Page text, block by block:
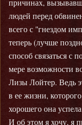
причинах,
людей перед
всего с "гнездом
теперь (лучше
способ связаться с
мере возможности
Лизы Лойтер. Ведь
в ее жизни,
хорошего она
И об этом я хочу, я